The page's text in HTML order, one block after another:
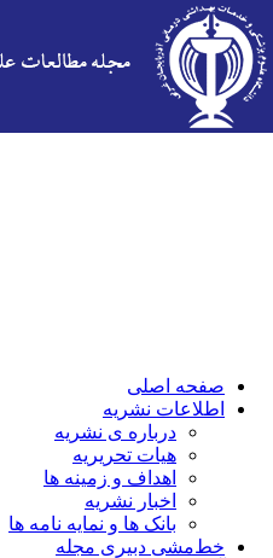
صفحه اصلی
اطلاعات نشریه
درباره ی نشریه
هیات تحریریه
اهداف و زمینه ها
اخبار نشریه
بانک ها و نمایه نامه ها
خط‌مشی دبیری مجله